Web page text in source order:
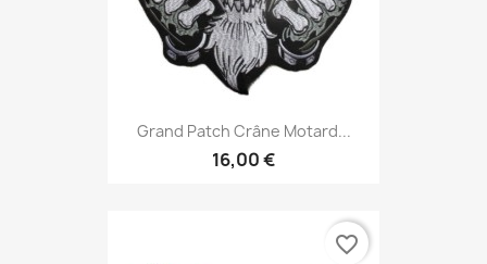
Grand Patch Crâne Motard...
16,00 €
favorite_border